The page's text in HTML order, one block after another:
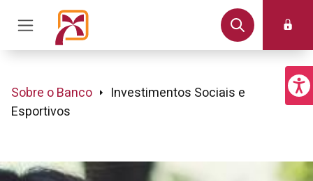
Sobre o Banco
Investimentos Sociais e
Esportivos